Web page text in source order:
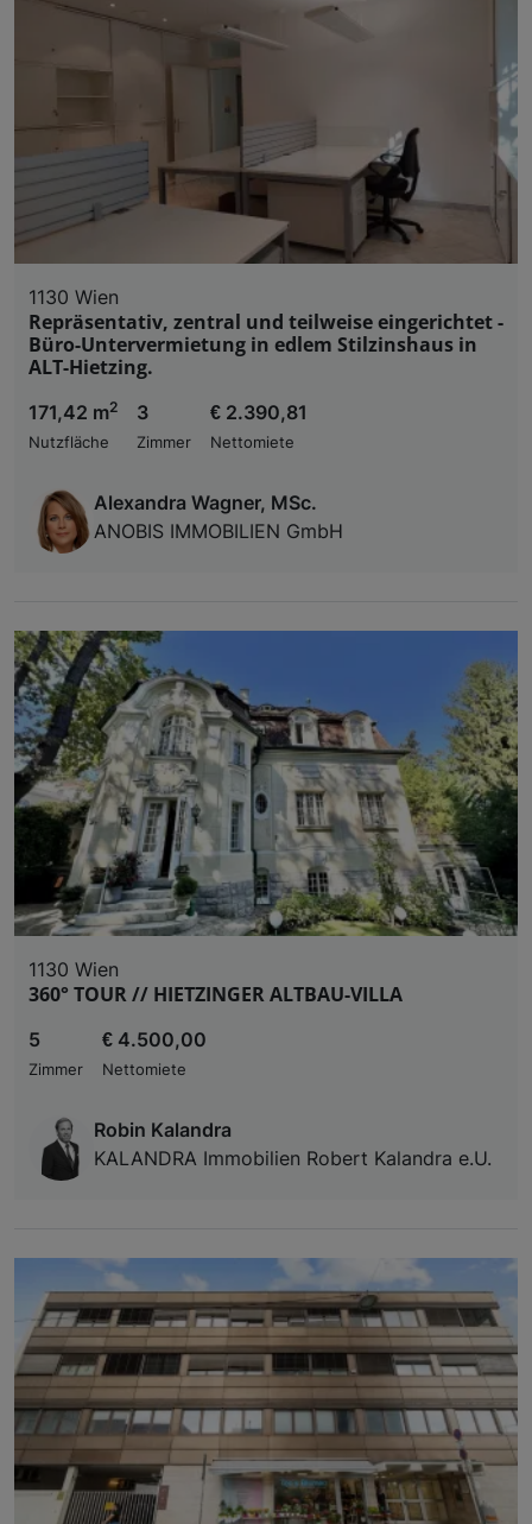
1130 Wien
Repräsentativ, zentral und teilweise eingerichtet -
Büro-Untervermietung in edlem Stilzinshaus in
ALT-Hietzing.
171,42 m2
Nutzfläche
3
Zimmer
€ 2.390,81
Nettomiete
Alexandra Wagner, MSc.
ANOBIS IMMOBILIEN GmbH
1130 Wien
360° TOUR // HIETZINGER ALTBAU-VILLA
5
Zimmer
€ 4.500,00
Nettomiete
Robin Kalandra
KALANDRA Immobilien Robert Kalandra e.U.